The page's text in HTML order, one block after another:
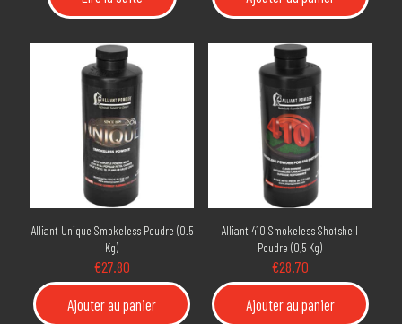
Alliant Unique Smokeless Poudre (0.5
Kg)
€27.80
Ajouter au panier
Alliant 410 Smokeless Shotshell
Poudre (0,5 Kg)
€28.70
Ajouter au panier